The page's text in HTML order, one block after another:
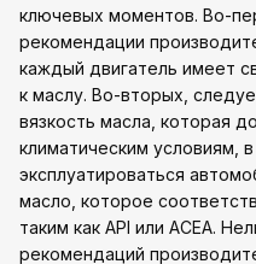
ключевых моментов. Во-
рекомендации
каждый двигатель имеет
к маслу. Во-вторых,
вязкость масла, которая
климатическим условиям,
эксплуатироваться
масло, которое
таким как API или ACEA.
рекомендаций